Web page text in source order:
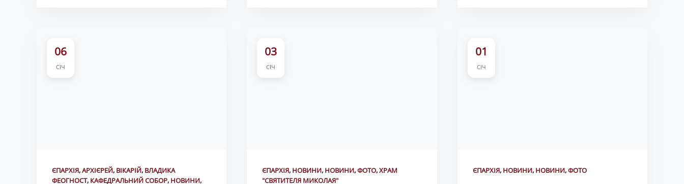
06
СІЧ
ЄПАРХІЯ,АРХІЄРЕЙ, ВІКАРІЙ, ВЛАДИКА
ФЕОГНОСТ, КАФЕДРАЛЬНИЙ СОБОР, НОВИНИ,
03
СІЧ
ЄПАРХІЯ, НОВИНИ, НОВИНИ,ФОТО,ХРАМ
"СВЯТИТЕЛЯ МИКОЛАЯ"
01
СІЧ
ЄПАРХІЯ, НОВИНИ, НОВИНИ,ФОТО